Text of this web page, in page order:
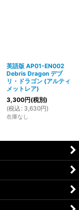
英語版 AP01-EN002
Debris Dragon デブ
リ・ドラゴン (アルティ
メットレア)
3,300円(税別)
(税込 : 3,630円)
在庫なし